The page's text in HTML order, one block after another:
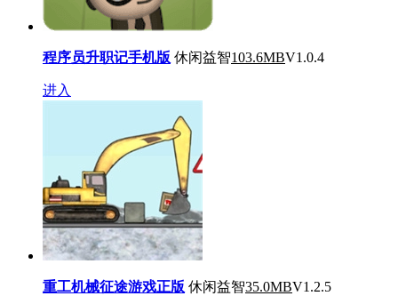
程序员升职记手机版 休闲益智103.6MBV1.0.4
进入
重工机械征途游戏正版 休闲益智35.0MBV1.2.5